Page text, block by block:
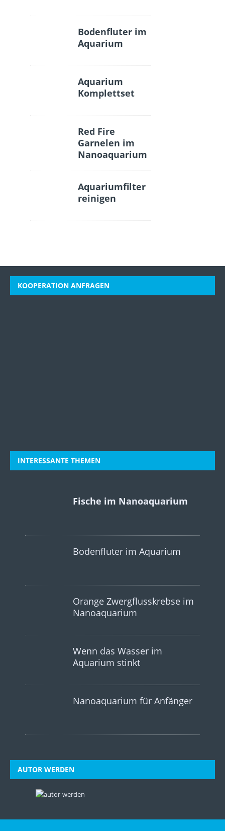
Bodenfluter im
Aquarium
Aquarium
Komplettset
Red Fire
Garnelen im
Nanoaquarium
Aquariumfilter
reinigen
KOOPERATION ANFRAGEN
INTERESSANTE THEMEN
Fische im Nanoaquarium
Bodenfluter im Aquarium
Orange Zwergflusskrebse im
Nanoaquarium
Wenn das Wasser im
Aquarium stinkt
Nanoaquarium für Anfänger
AUTOR WERDEN